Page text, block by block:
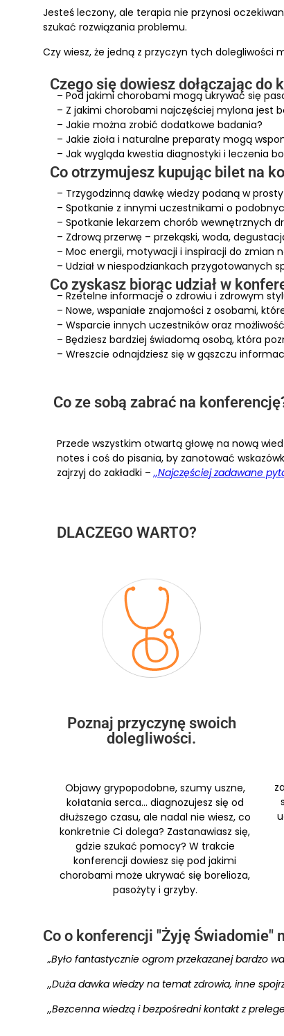
Jesteś leczony, ale terapia nie przynosi
szukać rozwiązania problemu.
Czy wiesz, że jedną z przyczyn tych dolegliwości
Czego się dowiesz dołączając do
– Pod jakimi chorobami mogą ukrywać się
– Z jakimi chorobami najczęściej mylona jest
– Jakie można zrobić dodatkowe badania?
– Jakie zioła i naturalne preparaty mogą
– Jak wygląda kwestia diagnostyki i leczenia
Co otrzymujesz kupując bilet na
– Trzygodzinną dawkę wiedzy podaną w
– Spotkanie z innymi uczestnikami o
– Spotkanie lekarzem chorób wewnętrznych
– Zdrową przerwę – przekąski, woda,
– Moc energii, motywacji i inspiracji do zmian
– Udział w niespodziankach przygotowanych
Co zyskasz biorąc udział w
– Rzetelne informacje o zdrowiu i zdrowym
– Nowe, wspaniałe znajomości z osobami,
– Wsparcie innych uczestników oraz
– Będziesz bardziej świadomą osobą, która
– Wreszcie odnajdziesz się w gąszczu
Co ze sobą zabrać na
Przede wszystkim otwartą głowę na nową
notes i coś do pisania, by zanotować
zajrzyj do zakładki – ,,Najczęściej zadawane
DLACZEGO WARTO?
Poznaj przyczynę swoich
dolegliwości.
Objawy grypopodobne, szumy uszne,
kołatania serca… diagnozujesz się od
dłuższego czasu, ale nadal nie wiesz, co
konkretnie Ci dolega? Zastanawiasz się,
gdzie szukać pomocy? W trakcie
konferencji dowiesz się pod jakimi
chorobami może ukrywać się borelioza,
pasożyty i grzyby.
Co o konferencji "Żyję Świadomie"
„Było fantastycznie ogrom przekazanej bardzo
,,Duża dawka wiedzy na temat zdrowia, inne
,,Bezcenna wiedzą i bezpośredni kontakt z